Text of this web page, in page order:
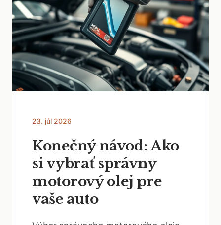
23. júl 2026
Konečný návod: Ako
si vybrať správny
motorový olej pre
vaše auto